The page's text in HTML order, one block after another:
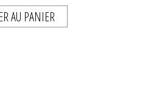
AU PANIER